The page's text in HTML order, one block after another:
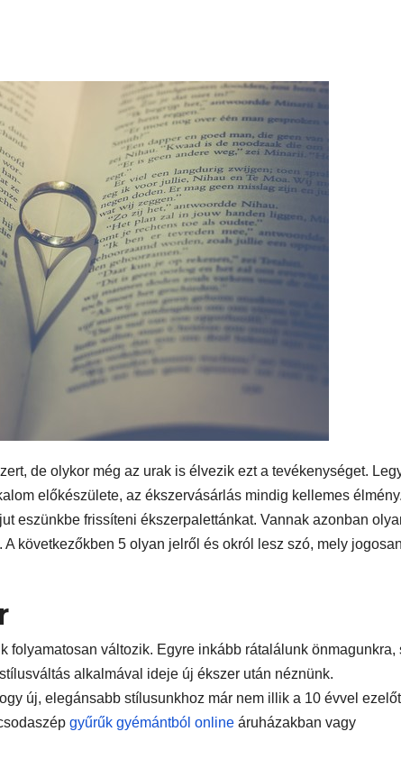
de olykor még az urak is élvezik ezt a tevékenységet.
előkészülete, az ékszervásárlás mindig kellemes élmény.
eszünkbe frissíteni ékszerpalettánkat. Vannak azonban
következőkben 5 olyan jelről és okról lesz szó, mely jogosan
folyamatosan változik. Egyre inkább rátalálunk önmagunkra,
alkalmával ideje új ékszer után néznünk.
új, elegánsabb stílusunkhoz már nem illik a 10 évvel
gyűrűk gyémántból online áruházakban vagy